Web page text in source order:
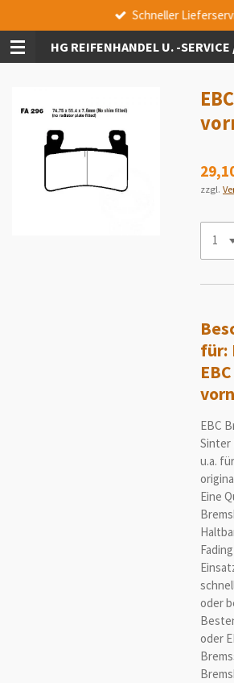
Hauptinhalt
springenHG REIFENHANDEL U. -SERVICE
Schneller
zzgl.
für:
EBC
Sinter
u.a.
Eine
oder
oder